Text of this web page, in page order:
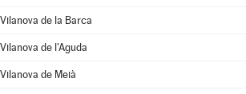
Vilanova de la Barca
Vilanova de l'Aguda
Vilanova de Meià